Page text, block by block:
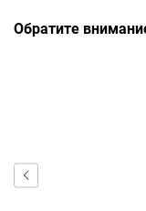
Обратите